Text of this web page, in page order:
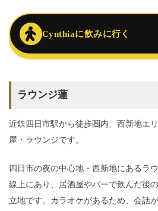
Cynthiaに飲みに行く
ラウンジ蓮
近鉄四日市駅から徒歩圏内、西新地エ
屋・ラウンジです。
四日市の夜の中心地・西新地にあるラ
線上にあり、居酒屋やバーで飲んだ後
立地です。カラオケがあるため、会話